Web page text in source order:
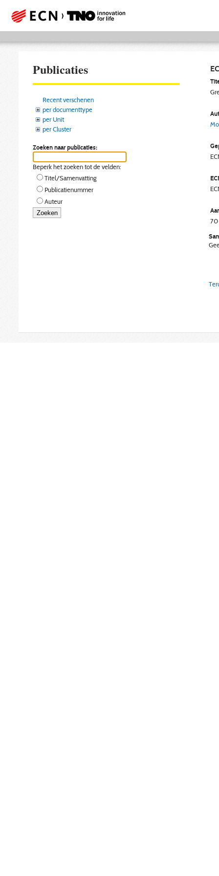
Publicaties
Recent verschenen
per documenttype
per Unit
per Cluster
Zoeken naar publicaties:
Beperk het zoeken tot de velden:
Titel/Samenvatting
Publicatienummer
Auteur
70